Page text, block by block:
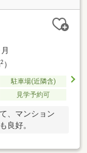
2）
駐車場(近隣含)
見学予約可
、マンション
良好。